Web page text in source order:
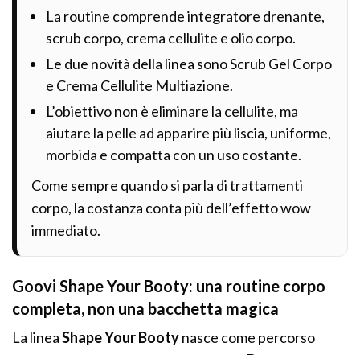
La routine comprende integratore drenante,
scrub corpo, crema cellulite e olio corpo.
Le due novità della linea sono Scrub Gel Corpo
e Crema Cellulite Multiazione.
L’obiettivo non è eliminare la cellulite, ma
aiutare la pelle ad apparire più liscia, uniforme,
morbida e compatta con un uso costante.
Come sempre quando si parla di trattamenti
corpo, la costanza conta più dell’effetto wow
immediato.
Goovi Shape Your Booty: una routine corpo
completa, non una bacchetta magica
La lineaShape Your Bootynasce come percorso